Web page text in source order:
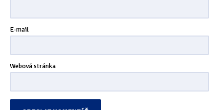
E-mail
Webová stránka